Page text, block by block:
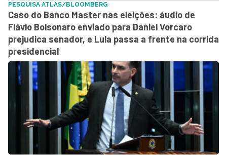
PESQUISA ATLAS/BLOOMBERG
Caso do Banco Master nas eleições: áudio de
Flávio Bolsonaro enviado para Daniel Vorcaro
prejudica senador, e Lula passa a frente na corrida
presidencial